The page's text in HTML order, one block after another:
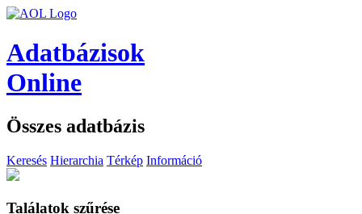
Adatbázisok
Online
Összes adatbázis
Keresés Hierarchia Térkép Információ
Találatok szűrése